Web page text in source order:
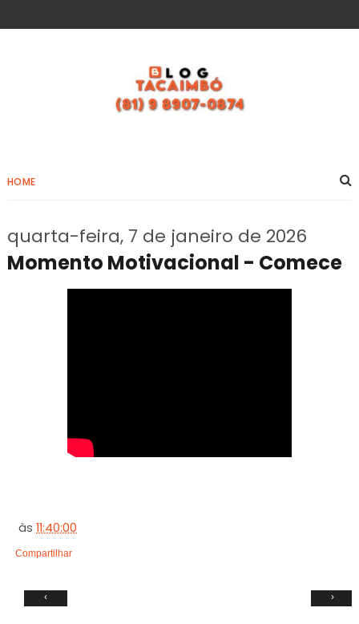
HOME
quarta-feira, 7 de janeiro de 2026
Momento Motivacional - Comece
às11:40:00
Compartilhar
‹ ›